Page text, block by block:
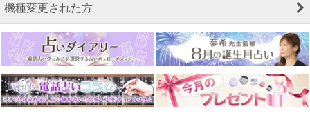
機種変更された方